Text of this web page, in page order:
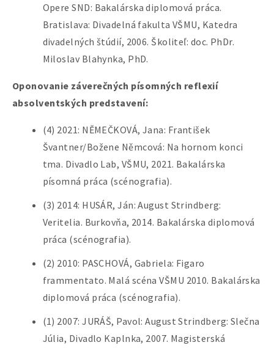
Opere SND: Bakalárska diplomová práca.
Bratislava: Divadelná fakulta VŠMU, Katedra
divadelných štúdií, 2006. Školiteľ: doc. PhDr.
Miloslav Blahynka, PhD.
Oponovanie záverečných písomných reflexií
absolventských predstavení:
(4) 2021: NĚMEČKOVÁ, Jana: František
Švantner/Božene Němcová: Na hornom konci
tma. Divadlo Lab, VŠMU, 2021. Bakalárska
písomná práca (scénografia).
(3) 2014: HUSÁR, Ján: August Strindberg:
Veritelia. Burkovňa, 2014. Bakalárska diplomová
práca (scénografia).
(2) 2010: PASCHOVÁ, Gabriela: Figaro
frammentato. Malá scéna VŠMU 2010. Bakalárska
diplomová práca (scénografia).
(1) 2007: JURÁŠ, Pavol: August Strindberg: Slečna
Júlia, Divadlo Kaplnka, 2007. Magisterská